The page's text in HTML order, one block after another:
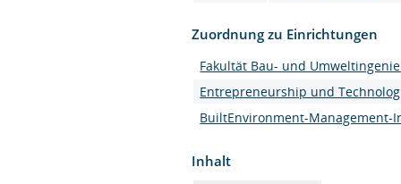
Zuordnung zu Einrichtungen
Fakultät Bau- und
Entrepreneurship und
BuiltEnvironment-Management-
Inhalt